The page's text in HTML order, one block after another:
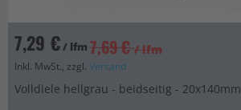
7,29 €/ lfm 7,69 € / lfm
Inkl. MwSt., zzgl. Versand
Volldiele hellgrau - beidseitig - 20x140mm